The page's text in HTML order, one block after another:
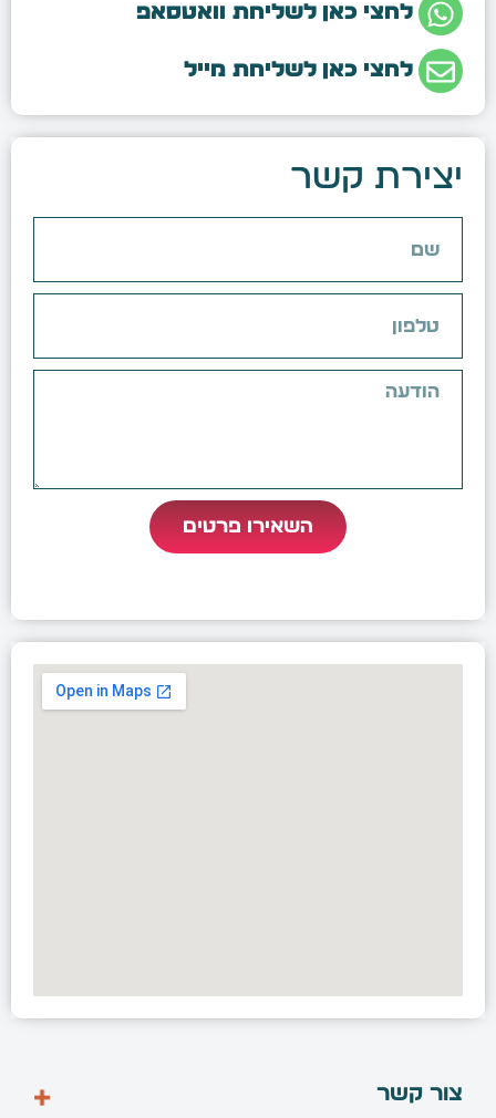
לחצי כאן לשליחת וואטסאפ
לחצי כאן לשליחת מייל
יצירת קשר
השאירו פרטים
צור קשר